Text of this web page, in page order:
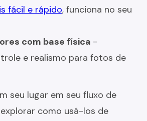
fácil e rápido, funciona no seu
com base física -
e realismo para fotos de
seu lugar em seu fluxo de
como usá-los de